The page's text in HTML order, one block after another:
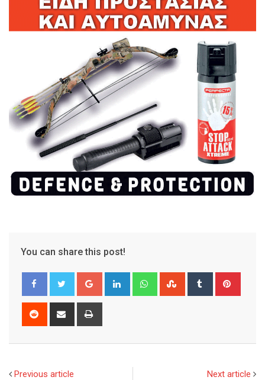
You can share this post!
Google+ LinkedIn WhatsappStumbleUpon
Tumblr
Reddit
Share
Previous article Next article